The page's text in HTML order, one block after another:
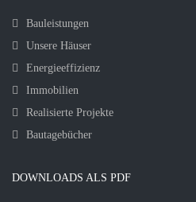
Bauleistungen
Unsere Häuser
Energieeffizienz
Immobilien
Realisierte Projekte
Bautagebücher
DOWNLOADS ALS PDF